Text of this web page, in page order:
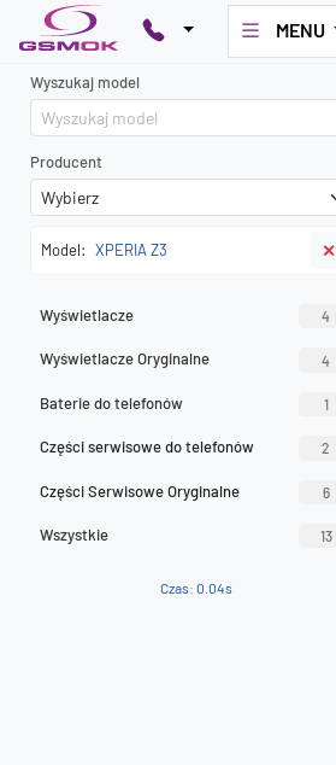
MENU
Wyszukaj model
Producent
Model: XPERIA Z3 ✕
Wyświetlacze 4
Wyświetlacze Oryginalne 4
Baterie do telefonów 1
Części serwisowe do telefonów 2
Części Serwisowe Oryginalne 6
Wszystkie 13
Czas: 0.04s